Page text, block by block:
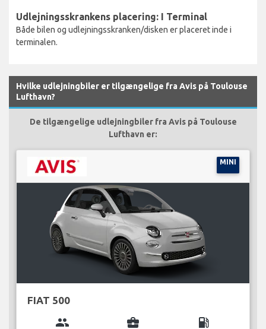
Udlejningsskrankens placering: I Terminal
Både bilen og udlejningsskranken/disken er placeret inde i
terminalen.
Hvilke udlejningbiler er tilgængelige fra Avis på Toulouse
Lufthavn?
De tilgængelige udlejningbiler fra Avis på Toulouse
Lufthavn er:
MINI
FIAT 500
group business_center local_gas_station